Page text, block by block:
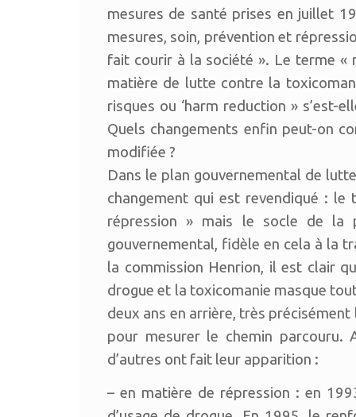
mesures de santé prises en juillet
mesures, soin, prévention et
fait courir à la société ». Le terme «
matière de lutte contre la
risques ou ‘harm reduction » s’est-
Quels changements enfin peut-on
modifiée ?
Dans le plan gouvernemental de
changement qui est revendiqué : le
répression » mais le socle de la
gouvernemental, fidèle en cela à la
la commission Henrion, il est clair
drogue et la toxicomanie masque
deux ans en arrière, très
pour mesurer le chemin parcouru.
d’autres ont fait leur apparition :
– en matière de répression : en